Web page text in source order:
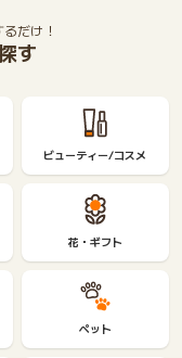
だけ！
す
ビューティー/コスメ
花・ギフト
ペット